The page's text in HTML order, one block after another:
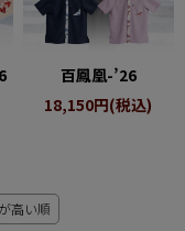
百鳳凰-’26
18,150円(税込)
高い順